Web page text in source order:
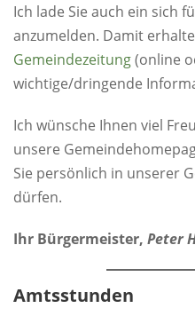
Ich lade Sie auch ein sich
anzumelden. Damit
Gemeindezeitung(online
wichtige/dringende
Ich wünsche Ihnen viel
unsere
Sie persönlich in unserer
dürfen.
Ihr Bürgermeister, Peter
Amtsstunden